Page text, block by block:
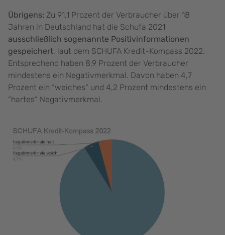
Übrigens: Zu 91,1 Prozent der Verbraucher über 18
Jahren in Deutschland hat die Schufa 2021
ausschließlich sogenannte Positivinformationen
gespeichert, laut dem SCHUFA Kredit-Kompass 2022.
Entsprechend haben 8,9 Prozent der Verbraucher
mindestens ein Negativmerkmal. Davon haben 4,7
Prozent ein “weiches“ und 4,2 Prozent mindestens ein
“hartes“ Negativmerkmal.